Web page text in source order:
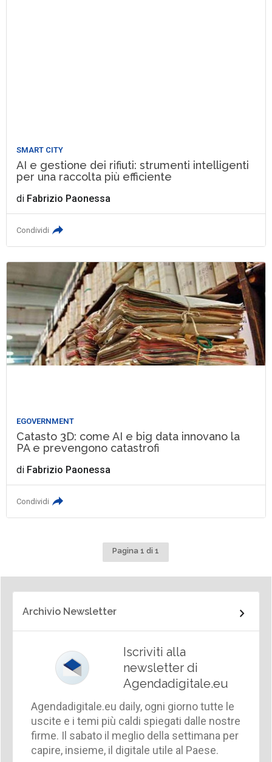
SMART CITY
AI e gestione dei rifiuti: strumenti intelligenti
per una raccolta più efficiente
di Fabrizio Paonessa
Condividi
EGOVERNMENT
Catasto 3D: come AI e big data innovano la
PA e prevengono catastrofi
di Fabrizio Paonessa
Condividi
Pagina 1 di 1
Archivio Newsletter
Iscriviti alla
newsletter di
Agendadigitale.eu
Agendadigitale.eu daily, ogni giorno tutte le
uscite e i temi più caldi spiegati dalle nostre
firme. Il sabato il meglio della settimana per
capire, insieme, il digitale utile al Paese.